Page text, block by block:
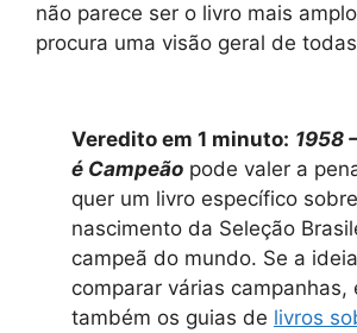
não parece ser o livro mais
procura uma visão geral de
Veredito em 1 minuto: 1958
é Campeão pode valer a
quer um livro específico
nascimento da Seleção
campeã do mundo. Se a
comparar várias campanhas,
também os guias de livros